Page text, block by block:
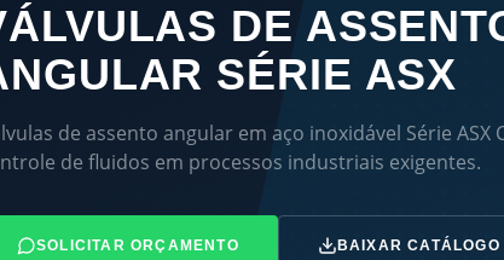
DE
SÉRIE ASX
de assento angular em aço inoxidável Série ASX
de fluidos em processos industriais exigentes.
SOLICITAR ORÇAMENTO BAIXAR CATÁLOGO